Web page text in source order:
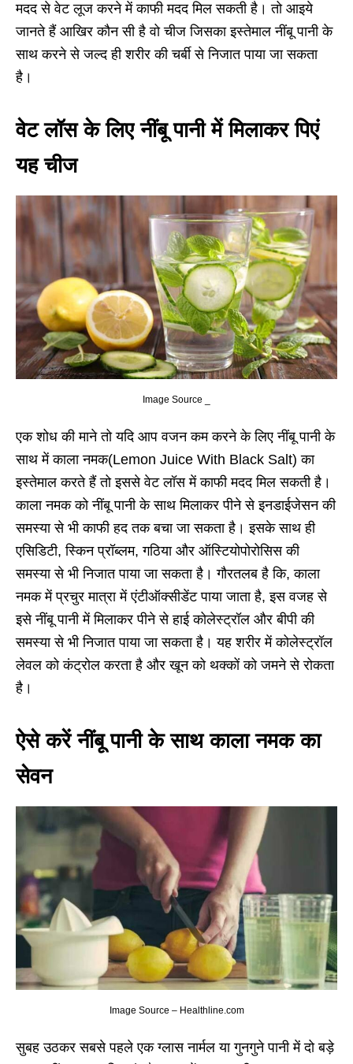
मदद से वेट लूज करने में काफी मदद मिल सकती है। तो आइये
जानते हैं आखिर कौन सी है वो चीज जिसका इस्तेमाल नींबू पानी के
साथ करने से जल्द ही शरीर की चर्बी से निजात पाया जा सकता
है।
वेट लॉस के लिए नींबू पानी में मिलाकर पिएं
यह चीज
Image Source _
एक शोध की माने तो यदि आप वजन कम करने के लिए नींबू पानी के
साथ में काला नमक(Lemon Juice With Black Salt) का
इस्तेमाल करते हैं तो इससे वेट लॉस में काफी मदद मिल सकती है।
काला नमक को नींबू पानी के साथ मिलाकर पीने से इनडाईजेसन की
समस्या से भी काफी हद तक बचा जा सकता है। इसके साथ ही
एसिडिटी, स्किन प्रॉब्लम, गठिया और ऑस्टियोपोरोसिस की
समस्या से भी निजात पाया जा सकता है। गौरतलब है कि, काला
नमक में प्रचुर मात्रा में एंटीऑक्सीडेंट पाया जाता है, इस वजह से
इसे नींबू पानी में मिलाकर पीने से हाई कोलेस्ट्रॉल और बीपी की
समस्या से भी निजात पाया जा सकता है। यह शरीर में कोलेस्ट्रॉल
लेवल को कंट्रोल करता है और खून को थक्कों को जमने से रोकता
है।
ऐसे करें नींबू पानी के साथ काला नमक का
सेवन
Image Source – Healthline.com
सुबह उठकर सबसे पहले एक ग्लास नार्मल या गुनगुने पानी में दो बड़े